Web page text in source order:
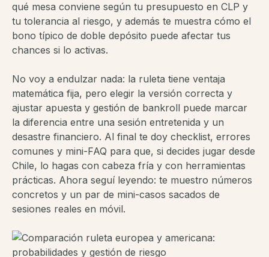
qué mesa conviene según tu presupuesto en CLP y
tu tolerancia al riesgo, y además te muestra cómo el
bono típico de doble depósito puede afectar tus
chances si lo activas.
No voy a endulzar nada: la ruleta tiene ventaja
matemática fija, pero elegir la versión correcta y
ajustar apuesta y gestión de bankroll puede marcar
la diferencia entre una sesión entretenida y un
desastre financiero. Al final te doy checklist, errores
comunes y mini-FAQ para que, si decides jugar desde
Chile, lo hagas con cabeza fría y con herramientas
prácticas. Ahora seguí leyendo: te muestro números
concretos y un par de mini-casos sacados de
sesiones reales en móvil.